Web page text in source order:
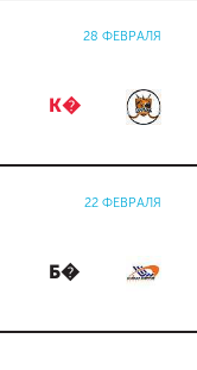
28 ФЕВРАЛЯ
К�
22 ФЕВРАЛЯ
Б�